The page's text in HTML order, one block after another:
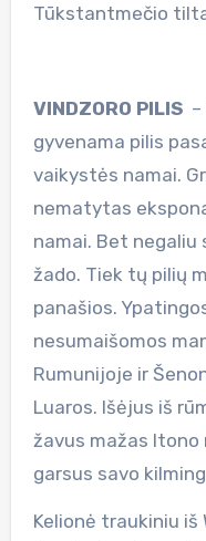
Tūkstantmečio
VINDZORO PILIS–
gyvenama pilis
vaikystės namai.
nematytas
namai. Bet negaliu
žado. Tiek tų pilių
panašios.
nesumaišomos
Rumunijoje ir
Luaros. Išėjus iš
žavus mažas
garsus savo
Kelionė traukiniu